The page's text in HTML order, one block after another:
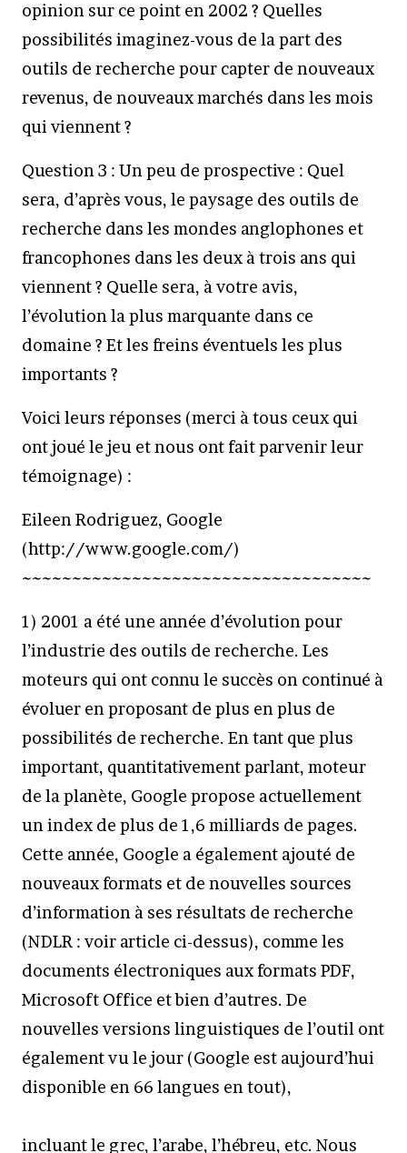
opinion sur ce point en 2002 ? Quelles
possibilités imaginez-vous de la part des
outils de recherche pour capter de nouveaux
revenus, de nouveaux marchés dans les mois
qui viennent ?
Question 3 : Un peu de prospective : Quel
sera, d’après vous, le paysage des outils de
recherche dans les mondes anglophones et
francophones dans les deux à trois ans qui
viennent ? Quelle sera, à votre avis,
l’évolution la plus marquante dans ce
domaine ? Et les freins éventuels les plus
importants ?
Voici leurs réponses (merci à tous ceux qui
ont joué le jeu et nous ont fait parvenir leur
témoignage) :
Eileen Rodriguez, Google
(http://www.google.com/)
~~~~~~~~~~~~~~~~~~~~~~~~~~~~~~~~~~~
1) 2001 a été une année d’évolution pour
l’industrie des outils de recherche. Les
moteurs qui ont connu le succès on continué à
évoluer en proposant de plus en plus de
possibilités de recherche. En tant que plus
important, quantitativement parlant, moteur
de la planète, Google propose actuellement
un index de plus de 1,6 milliards de pages.
Cette année, Google a également ajouté de
nouveaux formats et de nouvelles sources
d’information à ses résultats de recherche
(NDLR : voir article ci-dessus), comme les
documents électroniques aux formats PDF,
Microsoft Office et bien d’autres. De
nouvelles versions linguistiques de l’outil ont
également vu le jour (Google est aujourd’hui
disponible en 66 langues en tout),
incluant le grec, l’arabe, l’hébreu, etc. Nous